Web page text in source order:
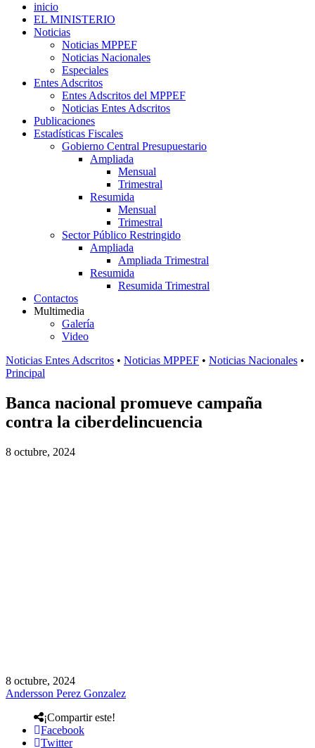
inicio
EL MINISTERIO
Noticias
Noticias MPPEF
Noticias Nacionales
Especiales
Entes Adscritos
Entes Adscritos del MPPEF
Noticias Entes Adscritos
Publicaciones
Estadísticas Fiscales
Gobierno Central Presupuestario
Ampliada
Mensual
Trimestral
Resumida
Mensual
Trimestral
Sector Público Restringido
Ampliada
Ampliada Trimestral
Resumida
Resumida Trimestral
Contactos
Multimedia
Galería
Video
Noticias Entes Adscritos • Noticias MPPEF • Noticias Nacionales •
Principal
Banca nacional promueve campaña
contra la ciberdelincuencia
8 octubre, 2024
8 octubre, 2024
Andersson Perez Gonzalez
¡Compartir este!
Facebook
Twitter